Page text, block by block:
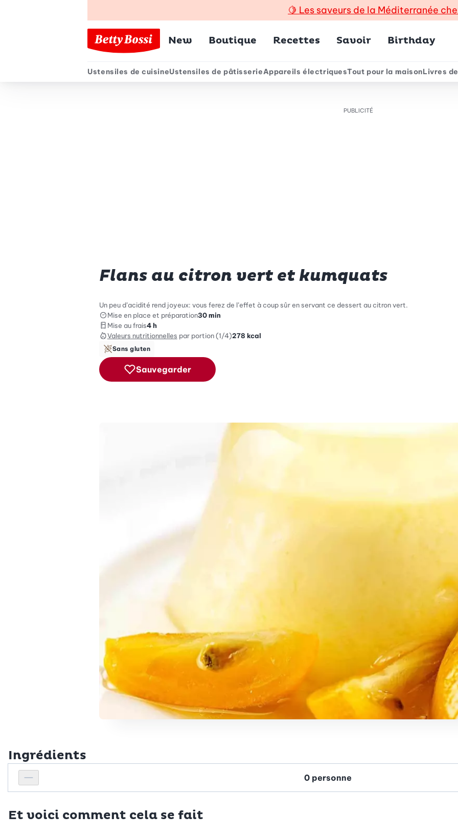
🍋 Les saveurs de la Méditerranée
Menu principal
New Boutique Recettes Savoir Birthday
Menu secondaire
Ustensiles de cuisineUstensiles de pâtisserieAppareils électriquesTout pour la maisonLivres
PUBLICITÉ
Flans au citron vert et kumquats
Un peu d’acidité rend joyeux: vous ferez de l’effet à coup sûr en servant ce dessert au citron vert.
Mise en place et préparation30 min
Mise au frais4 h
Valeurs nutritionnelles par portion (1/4)278 kcal
Sans gluten
Sauvegarder
Ingrédients
Réduire le nombre de personnes
Personnes
Et voici comment cela se fait